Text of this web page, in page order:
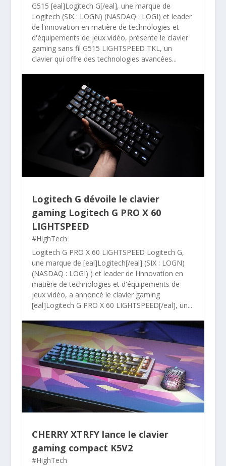
G515 [eal]Logitech G[/eal], une marque de
Logitech (SIX : LOGN) (NASDAQ : LOGI) et leader
de l'innovation en matière de technologies et
d'équipements de jeux vidéo, présente le clavier
gaming sans fil G515 LIGHTSPEED TKL, un
clavier qui offre des technologies avancées...
Logitech G dévoile le clavier
gaming Logitech G PRO X 60
LIGHTSPEED
#HighTech
Logitech G PRO X 60 LIGHTSPEED Logitech G,
une marque de [eal]Logitech[/eal] (SIX : LOGN)
(NASDAQ : LOGI) ) et leader de l'innovation en
matière de technologies et d'équipements de
jeux vidéo, a annoncé le clavier gaming
[eal]Logitech G PRO X 60 LIGHTSPEED[/eal], un...
CHERRY XTRFY lance le clavier
gaming compact K5V2
#HighTech